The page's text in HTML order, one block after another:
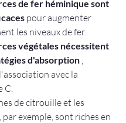
de fer héminique sont
pour augmenter
les niveaux de fer.
végétales nécessitent
d'absorption ,
avec la
C.
de citrouille et les
exemple, sont riches en